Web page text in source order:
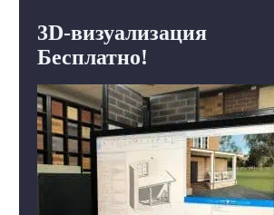
3D-визуализация
Бесплатно!